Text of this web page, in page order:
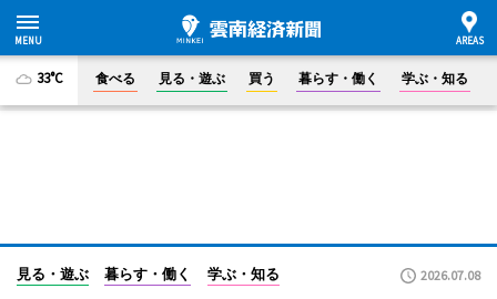
33°C 食べる 見る・遊ぶ 買う 暮らす・働く 学ぶ・知る
見る・遊ぶ 暮らす・働く 学ぶ・知る 2026.07.08